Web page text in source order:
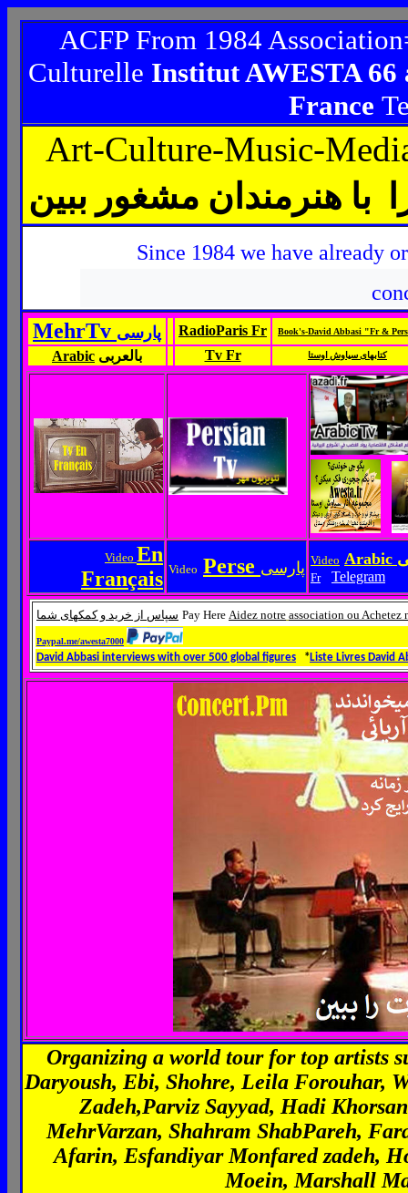
ACFP From 1984
Culturelle Institut AWESTA 66
France
Art-Culture-Music-
Since 1984 we have already
MehrTv پارسی RadioParis Fr Book's-David Abbasi "Fr &
Arabic بالعربی Tv Fr کتابهای سیاوش اوستا
Video En
Français Video Perse پارسی Video Arabic
Fr Telegram
سپاس از خرید و کمکهای شما Pay Here Aidez notre association ou Achetez
Paypal.me/awesta7000
David Abbasi interviews with over 500 global figures * Liste Livres David
Organizing a world tour for top artists
Daryoush, Ebi, Shohre, Leila Forouhar,
Zadeh,Parviz Sayyad, Hadi
MehrVarzan, Shahram ShabPareh,
Afarin, Esfandiyar Monfared zadeh,
Moein, Marshall